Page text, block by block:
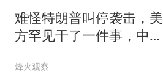
难怪特朗普叫停袭击，美
方罕见干了一件事，中方
烽火观察